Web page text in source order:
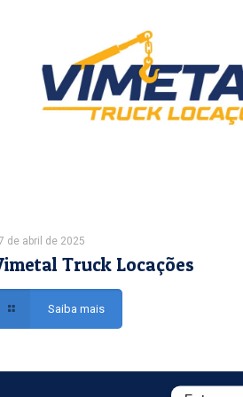
de abril de 2025
Truck Locações
Saiba mais